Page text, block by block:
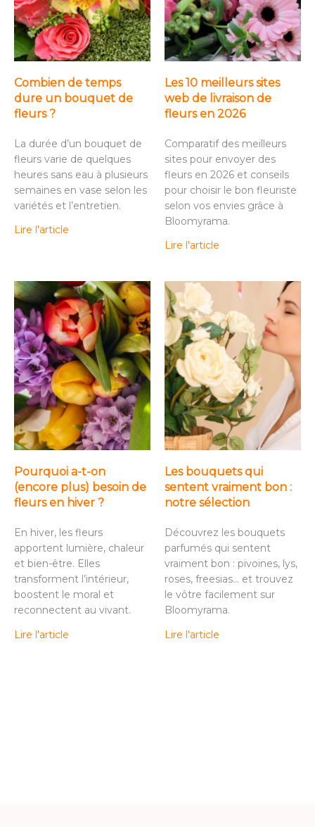
Combien de temps
dure un bouquet de
fleurs ?
La durée d’un bouquet de
fleurs varie de quelques
heures sans eau à plusieurs
semaines en vase selon les
variétés et l’entretien.
Lire l'article
Les 10 meilleurs sites
web de livraison de
fleurs en 2026
Comparatif des meilleurs
sites pour envoyer des
fleurs en 2026 et conseils
pour choisir le bon fleuriste
selon vos envies grâce à
Bloomyrama.
Lire l'article
Pourquoi a-t-on
(encore plus) besoin de
fleurs en hiver ?
En hiver, les fleurs
apportent lumière, chaleur
et bien-être. Elles
transforment l’intérieur,
boostent le moral et
reconnectent au vivant.
Lire l'article
Les bouquets qui
sentent vraiment bon :
notre sélection
Découvrez les bouquets
parfumés qui sentent
vraiment bon : pivoines, lys,
roses, freesias… et trouvez
le vôtre facilement sur
Bloomyrama.
Lire l'article